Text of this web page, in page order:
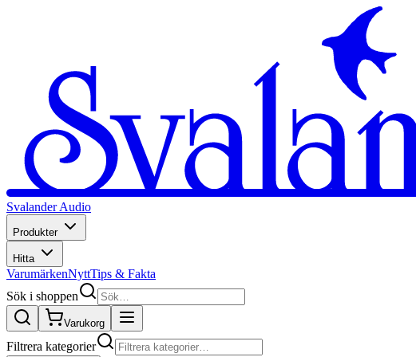
Svalander Audio
Produkter
Hitta
VarumärkenNyttTips & Fakta
Sök i shoppen
Varukorg
Filtrera kategorier